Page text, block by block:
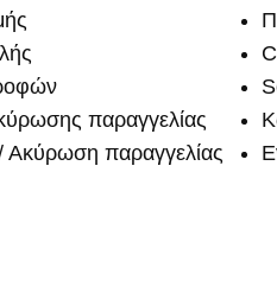
παραγγελίας
παραγγελίας